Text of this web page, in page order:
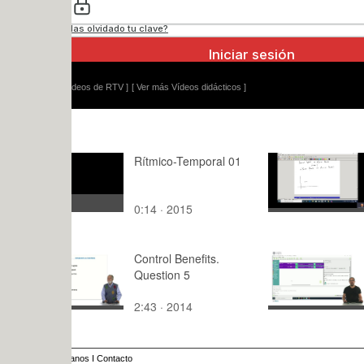
[ Ver más Vídeos didácticos ]
Rítmico-Temporal 01
0:14 · 2015
66:19 ·
Control Benefits.
Question 5
2:43 · 2014
1:57 · 2019